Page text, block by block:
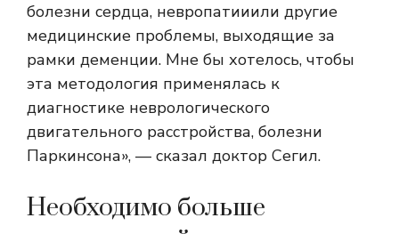
болезни сердца, невропатииили другие
медицинские проблемы, выходящие за
рамки деменции. Мне бы хотелось, чтобы
эта методология применялась к
диагностике неврологического
двигательного расстройства, болезни
Паркинсона», — сказал доктор Сегил.
Необходимо больше